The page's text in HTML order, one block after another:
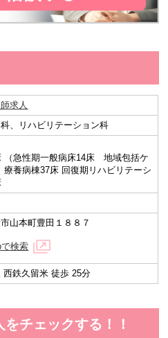
求人
、リハビリテーション科
（急性期一般病床14床 地域包括ケ
療養病棟37床 回復期リハビリテーシ
山本町豊田１８８７
検索
西鉄久留米 徒歩 25分
チェックする！！